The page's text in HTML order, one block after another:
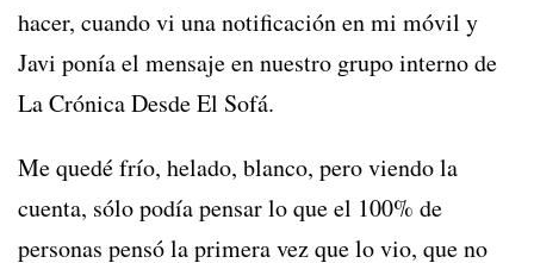
hacer, cuando vi una notificación en mi móvil y
Javi ponía el mensaje en nuestro grupo interno de
La Crónica Desde El Sofá.
Me quedé frío, helado, blanco, pero viendo la
cuenta, sólo podía pensar lo que el 100% de
personas pensó la primera vez que lo vio, que no